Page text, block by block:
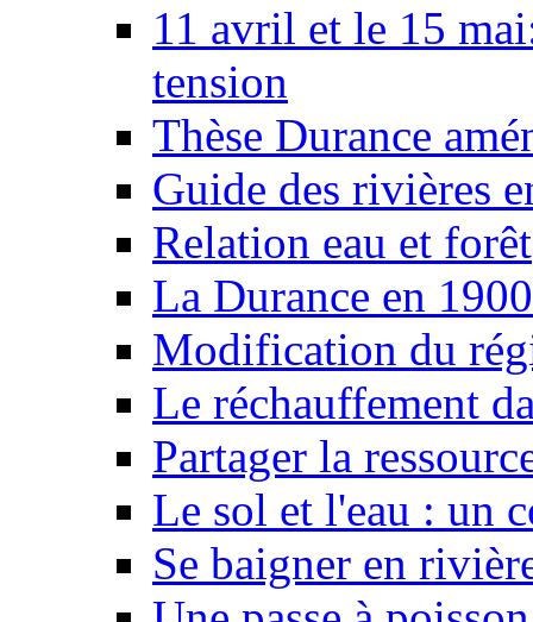
11 avril et le 15
tension
Thèse Durance
Guide des rivières
Relation eau et forêt
La Durance en 1900
Modification du
Le réchauffement
Partager la
Le sol et l'eau : un
Se baigner en